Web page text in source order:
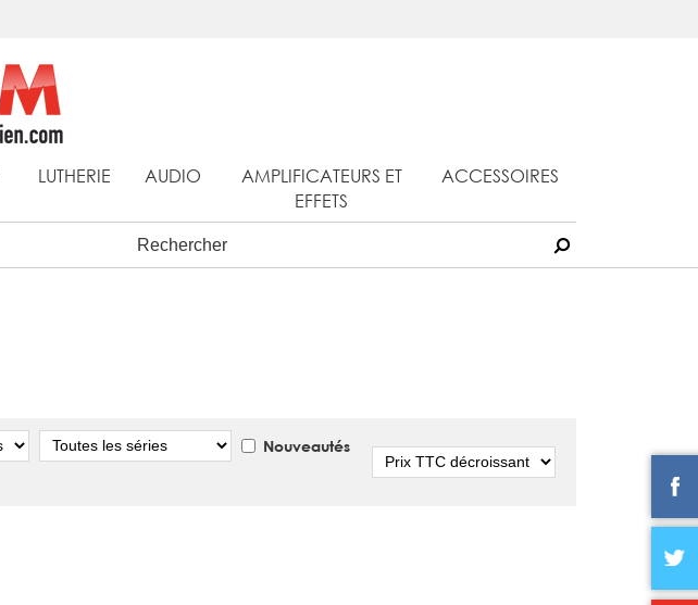
LUTHERIE AUDIO
AMPLIFICATEURS ET
EFFETS
ACCESSOIRES
Série
Nouveautés